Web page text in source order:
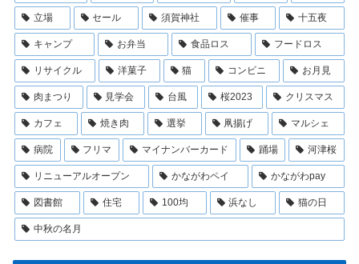
立場 セール 須賀神社 催事 十五夜
キャンプ お弁当 食品ロス フードロス
リサイクル 洋菓子 猫 コンビニ お月見
肉まつり 見学会 台風 桜2023 クリスマス
カフェ 焼き肉 選挙 凧揚げ マルシェ
病院 フリマ マイナンバーカード 踊場 河津桜
リニューアルオープン かながわペイ かながわpay
図書館 住宅 100均 浜なし 猫の日
中秋の名月